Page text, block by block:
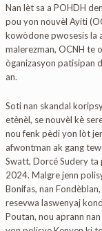
Nan lèt sa a POHDH
pou yon nouvèl Ayiti
kowòdone pwosesis la
malerezman, OCNH te
òganizasyon patisipan
an.
Soti nan skandal
etènèl, se nouvèl kè
nou fenk pèdi yon lòt
afwontman ak gang
Swatt, Dorcé Sudery ta
2024. Malgre jenn
Bonifas, nan
resevwa laswenyaj
Poutan, nou aprann